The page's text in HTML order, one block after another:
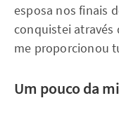
esposa nos finais
conquistei através
me proporcionou
Um pouco da